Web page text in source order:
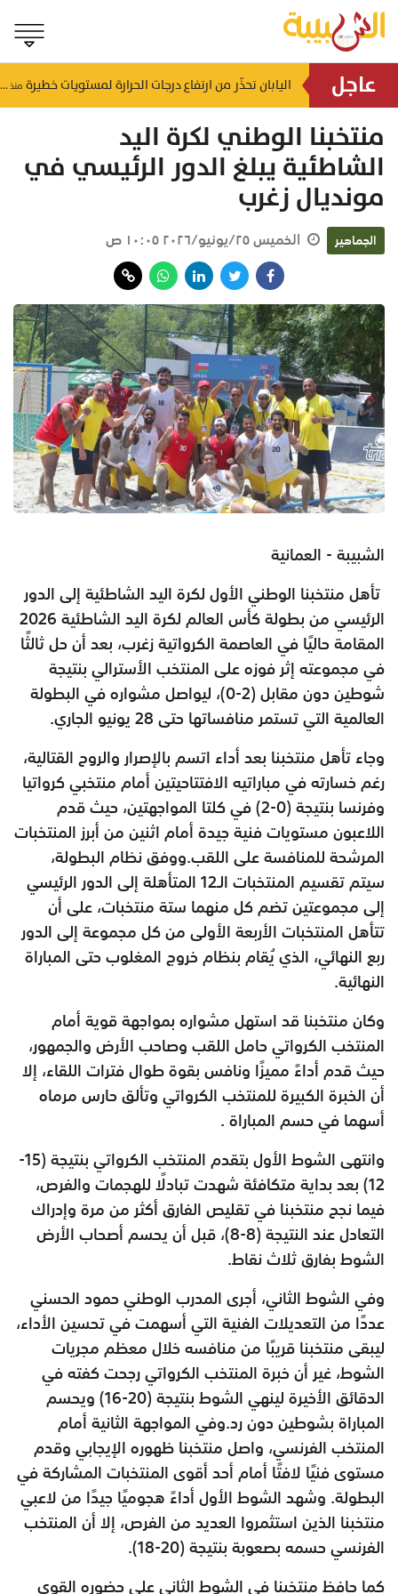
عاجل منذ ٣ ساعات
اليابان تحذّر من ارتفاع درجات الحرارة لمستويات خطيرة منذ ٣ ساعات
منتخبنا الوطني لكرة اليد
الشاطئية يبلغ الدور الرئيسي في
مونديال زغرب
الجماهير الخميس ٢٥/يونيو/٢٠٢٦ ١٠:٠٥ ص
الشبيبة - العمانية
تأهل منتخبنا الوطني الأول لكرة اليد الشاطئية إلى الدور
الرئيسي من بطولة كأس العالم لكرة اليد الشاطئية 2026
المقامة حاليًا في العاصمة الكرواتية زغرب، بعد أن حل ثالثًا
في مجموعته إثر فوزه على المنتخب الأسترالي بنتيجة
شوطين دون مقابل (2-0)، ليواصل مشواره في البطولة
العالمية التي تستمر منافساتها حتى 28 يونيو الجاري.
وجاء تأهل منتخبنا بعد أداء اتسم بالإصرار والروح القتالية،
رغم خسارته في مباراتيه الافتتاحيتين أمام منتخبي كرواتيا
وفرنسا بنتيجة (0-2) في كلتا المواجهتين، حيث قدم
اللاعبون مستويات فنية جيدة أمام اثنين من أبرز المنتخبات
المرشحة للمنافسة على اللقب.ووفق نظام البطولة،
سيتم تقسيم المنتخبات الـ12 المتأهلة إلى الدور الرئيسي
إلى مجموعتين تضم كل منهما ستة منتخبات، على أن
تتأهل المنتخبات الأربعة الأولى من كل مجموعة إلى الدور
ربع النهائي، الذي يُقام بنظام خروج المغلوب حتى المباراة
النهائية.
وكان منتخبنا قد استهل مشواره بمواجهة قوية أمام
المنتخب الكرواتي حامل اللقب وصاحب الأرض والجمهور،
حيث قدم أداءً مميزًا ونافس بقوة طوال فترات اللقاء، إلا
أن الخبرة الكبيرة للمنتخب الكرواتي وتألق حارس مرماه
أسهما في حسم المباراة .
وانتهى الشوط الأول بتقدم المنتخب الكرواتي بنتيجة (15-
12) بعد بداية متكافئة شهدت تبادلًا للهجمات والفرص،
فيما نجح منتخبنا في تقليص الفارق أكثر من مرة وإدراك
التعادل عند النتيجة (8-8)، قبل أن يحسم أصحاب الأرض
الشوط بفارق ثلاث نقاط.
وفي الشوط الثاني، أجرى المدرب الوطني حمود الحسني
عددًا من التعديلات الفنية التي أسهمت في تحسين الأداء،
ليبقى منتخبنا قريبًا من منافسه خلال معظم مجريات
الشوط، غير أن خبرة المنتخب الكرواتي رجحت كفته في
الدقائق الأخيرة لينهي الشوط بنتيجة (20-16) ويحسم
المباراة بشوطين دون رد.وفي المواجهة الثانية أمام
المنتخب الفرنسي، واصل منتخبنا ظهوره الإيجابي وقدم
مستوى فنيًا لافتًا أمام أحد أقوى المنتخبات المشاركة في
البطولة. وشهد الشوط الأول أداءً هجوميًا جيدًا من لاعبي
منتخبنا الذين استثمروا العديد من الفرص، إلا أن المنتخب
الفرنسي حسمه بصعوبة بنتيجة (20-18).
كما حافظ منتخبنا في الشوط الثاني على حضوره القوي